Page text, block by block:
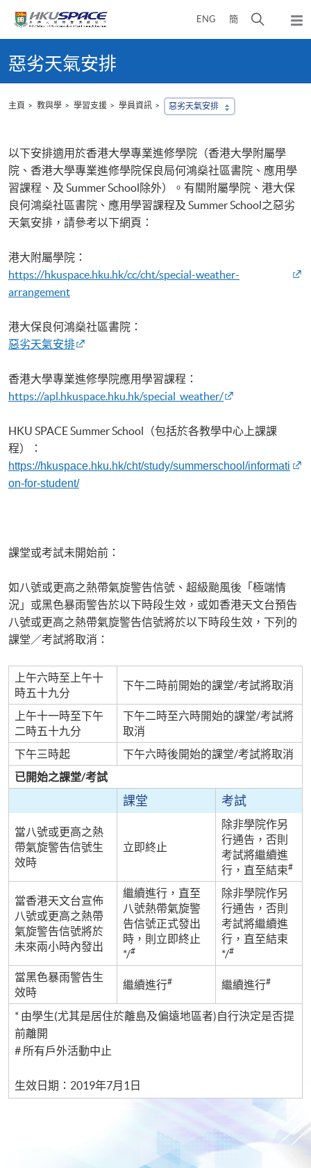
ENG 簡
開
彈
出
單
content
start惡劣天氣安排
主頁 教與學 學習支援 學員資訊 惡劣天氣安排
以下安排適用於香港大學專業進修學院（香港大學附屬學
院、香港大學專業進修學院保良局何鴻燊社區書院、應用學
習課程、及 Summer School除外）。有關附屬學院、港大保
良何鴻燊社區書院、應用學習課程及 Summer School之惡劣
天氣安排，請參考以下網頁：
港大附屬學院：
https://hkuspace.hku.hk/cc/cht/special-weather-
arrangement
港大保良何鴻燊社區書院：
惡劣天氣安排
香港大學專業進修學院應用學習課程：
https://apl.hkuspace.hku.hk/special_weather/
HKU SPACE Summer School（包括於各教學中心上課課
程）：
https://hkuspace.hku.hk/cht/study/summerschool/informati
on-for-student/
課堂或考試未開始前：
如八號或更高之熱帶氣旋警告信號、超級颱風後「極端情
況」或黑色暴雨警告於以下時段生效，或如香港天文台預告
八號或更高之熱帶氣旋警告信號將於以下時段生效，下列的
課堂／考試將取消：
上午六時至上午十
時五十九分
下午二時前開始的課堂/考試將取消
上午十一時至下午
二時五十九分
下午二時至六時開始的課堂/考試將
取消
下午三時起
下午六時後開始的課堂/考試將取消
已開始之課堂/考試
課堂 考試
當八號或更高之熱
帶氣旋警告信號生
效時
立即終止
除非學院作另
行通告，否則
考試將繼續進
行，直至結束#
當香港天文台宣佈
八號或更高之熱帶
氣旋警告信號將於
未來兩小時內發出
繼續進行，直至
八號熱帶氣旋警
告信號正式發出
時，則立即終止
*/#
除非學院作另
行通告，否則
考試將繼續進
行，直至結束
*/#
當黑色暴雨警告生
效時
繼續進行# 繼續進行#
* 由學生(尤其是居住於離島及偏遠地區者)自行決定是否提
前離開
# 所有戶外活動中止
生效日期：2019年7月1日